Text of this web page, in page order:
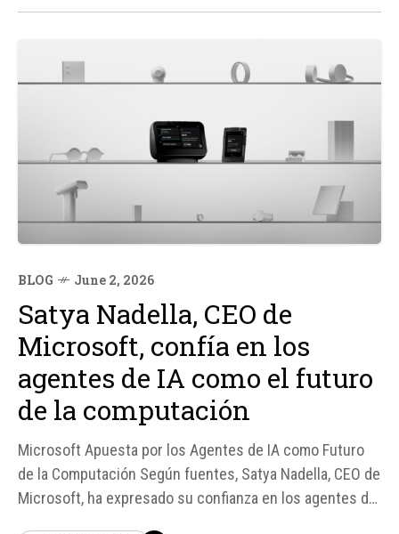
BLOG June 2, 2026
Satya Nadella, CEO de
Microsoft, confía en los
agentes de IA como el futuro
de la computación
Microsoft Apuesta por los Agentes de IA como Futuro
de la Computación Según fuentes, Satya Nadella, CEO de
Microsoft, ha expresado su confianza en los agentes de